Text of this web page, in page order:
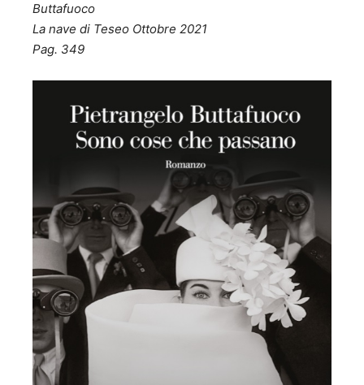
Buttafuoco
La nave di Teseo Ottobre 2021
Pag. 349